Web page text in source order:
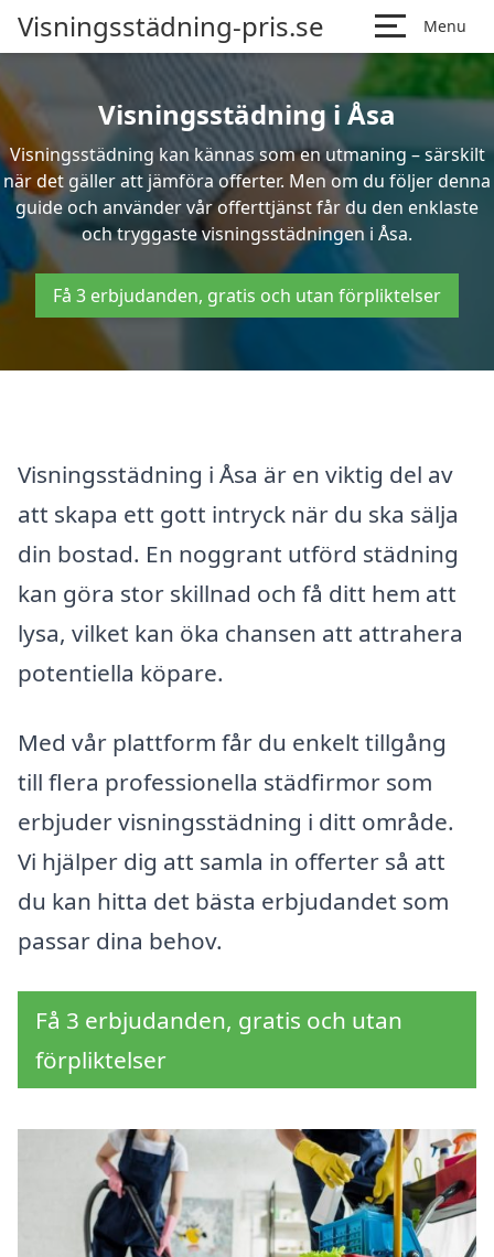
Visningsstädning-pris.se Menu
Visningsstädning i Åsa
Visningsstädning kan kännas som en utmaning – särskilt
när det gäller att jämföra offerter. Men om du följer denna
guide och använder vår offerttjänst får du den enklaste
och tryggaste visningsstädningen i Åsa.
Få 3 erbjudanden, gratis och utan förpliktelser
Visningsstädning i Åsa är en viktig del av
att skapa ett gott intryck när du ska sälja
din bostad. En noggrant utförd städning
kan göra stor skillnad och få ditt hem att
lysa, vilket kan öka chansen att attrahera
potentiella köpare.
Med vår plattform får du enkelt tillgång
till flera professionella städfirmor som
erbjuder visningsstädning i ditt område.
Vi hjälper dig att samla in offerter så att
du kan hitta det bästa erbjudandet som
passar dina behov.
Få 3 erbjudanden, gratis och utan
förpliktelser